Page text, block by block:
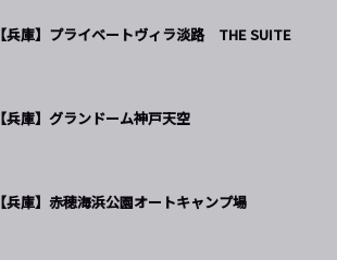
【兵庫】プライベートヴィラ淡路 THE SUITE
【兵庫】グランドーム神戸天空
【兵庫】赤穂海浜公園オートキャンプ場